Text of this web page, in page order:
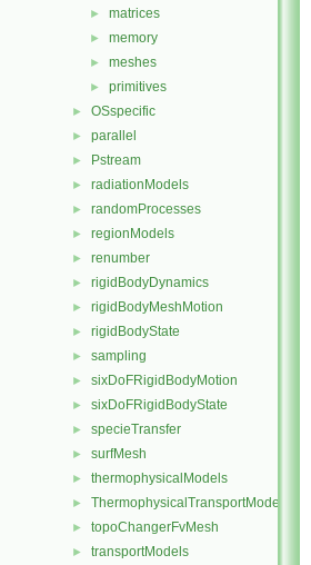
► matrices
► memory
► meshes
► primitives
► OSspecific
► parallel
► Pstream
► radiationModels
► randomProcesses
► regionModels
► renumber
► rigidBodyDynamics
► rigidBodyMeshMotion
► rigidBodyState
► sampling
► sixDoFRigidBodyMotion
► sixDoFRigidBodyState
► specieTransfer
► surfMesh
► thermophysicalModels
► ThermophysicalTransportModels
► topoChangerFvMesh
► transportModels